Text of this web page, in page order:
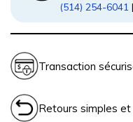
(514) 254-6041 |
Transaction
Retours simples